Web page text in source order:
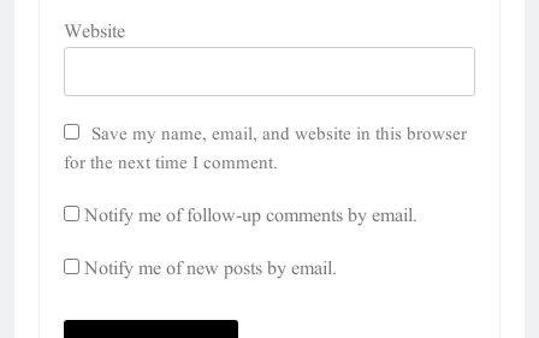
Website
Save my name, email, and website in this browser
for the next time I comment.
Notify me of follow-up comments by email.
Notify me of new posts by email.